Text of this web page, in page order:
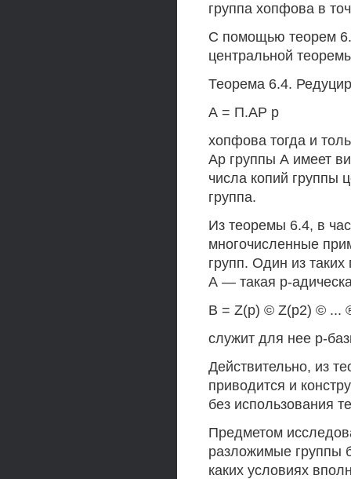
группа хопфова в
С помощью теорем
центральной
Теорема 6.4.
А = П.АР р
хопфова тогда и
Ар группы А имеет
числа копий группы
группа.
Из теоремы 6.4, в
многочисленные
групп. Один из
А — такая р-
В = Z(p) © Z(р2) © ...
служит для нее р-
Действительно, из
приводится и
без использования
Предметом
разложимые группы
каких условиях